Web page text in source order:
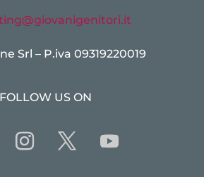
Srl – P.iva 09319220019
FOLLOW US ON